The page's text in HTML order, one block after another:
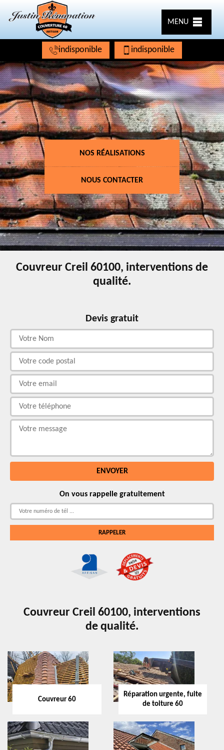
MENU
indisponible indisponible
NOS RÉALISATIONS
NOUS CONTACTER
Couvreur Creil 60100, interventions de
qualité.
Devis gratuit
On vous rappelle gratuitement
Couvreur Creil 60100, interventions
de qualité.
Couvreur 60
Réparation urgente, fuite
de toiture 60